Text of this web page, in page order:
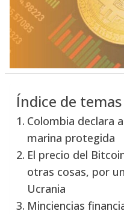
Índice de temas
Colombia declara
marina protegida
El precio del
otras cosas, por
Ucrania
Minciencias